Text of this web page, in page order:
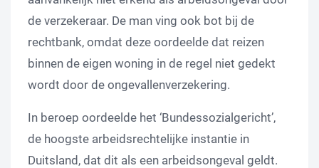
de verzekeraar. De man ving ook bot bij de
rechtbank, omdat deze oordeelde dat reizen
binnen de eigen woning in de regel niet gedekt
wordt door de ongevallenverzekering.
In beroep oordeelde het ‘Bundessozialgericht’,
de hoogste arbeidsrechtelijke instantie in
Duitsland, dat dit als een arbeidsongeval geldt.